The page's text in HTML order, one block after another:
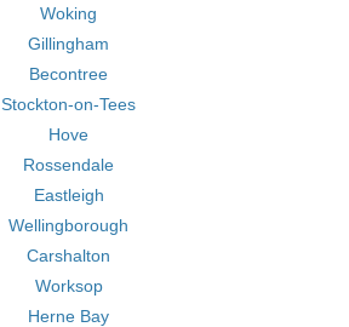
Woking
Gillingham
Becontree
Stockton-on-Tees
Hove
Rossendale
Eastleigh
Wellingborough
Carshalton
Worksop
Herne Bay